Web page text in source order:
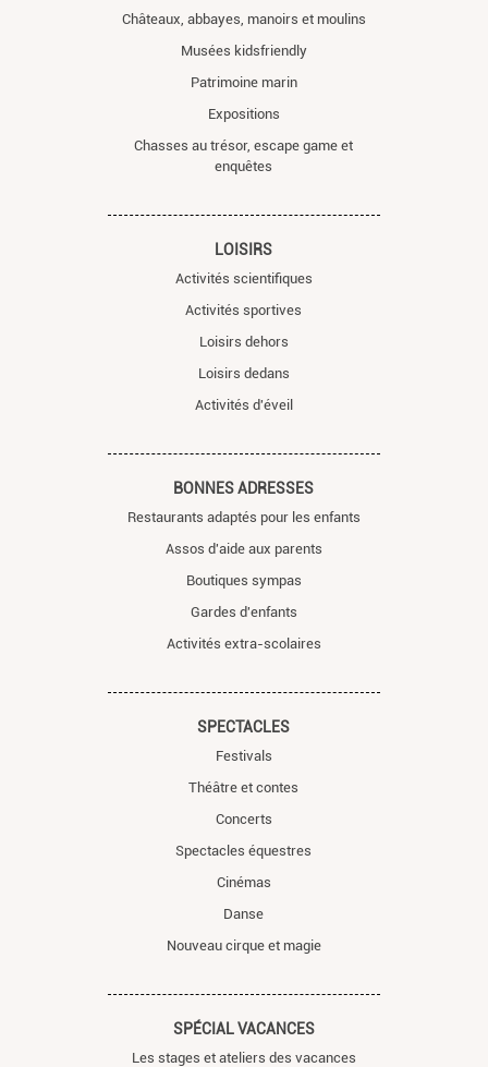
Châteaux, abbayes, manoirs et moulins
Musées kidsfriendly
Patrimoine marin
Expositions
Chasses au trésor, escape game et
enquêtes
LOISIRS
Activités scientifiques
Activités sportives
Loisirs dehors
Loisirs dedans
Activités d'éveil
BONNES ADRESSES
Restaurants adaptés pour les enfants
Assos d'aide aux parents
Boutiques sympas
Gardes d'enfants
Activités extra-scolaires
SPECTACLES
Festivals
Théâtre et contes
Concerts
Spectacles équestres
Cinémas
Danse
Nouveau cirque et magie
SPÉCIAL VACANCES
Les stages et ateliers des vacances